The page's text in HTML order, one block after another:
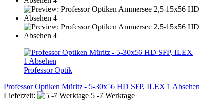
Professor Optik
Professor Optiken Müritz - 5-30x56 HD SFP, ILEX 1 Absehen
Lieferzeit:
5 -7 Werktage